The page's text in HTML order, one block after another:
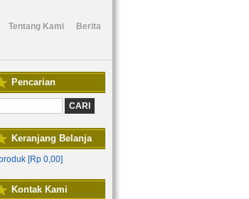
Tentang Kami Berita
Pencarian
Keranjang Belanja
[Rp 0,00]
Kontak Kami